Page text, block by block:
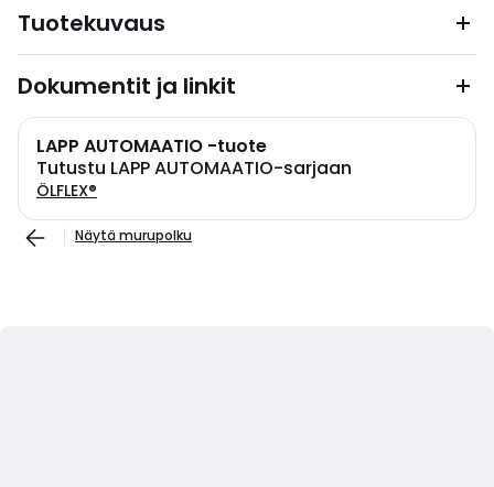
Tuotekuvaus
Dokumentit ja linkit
LAPP AUTOMAATIO -tuote
Tutustu LAPP AUTOMAATIO-sarjaan
ÖLFLEX®
Näytä murupolku